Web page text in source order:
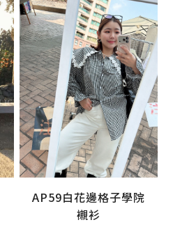
加入購物車
AP59白花邊格子學院
襯衫